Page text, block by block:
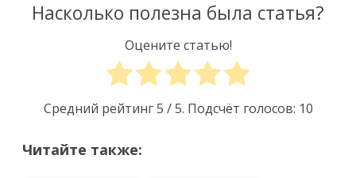
Насколько полезна была статья?
Оцените статью!
Средний рейтинг5 / 5. Подсчёт голосов: 10
Читайте также: